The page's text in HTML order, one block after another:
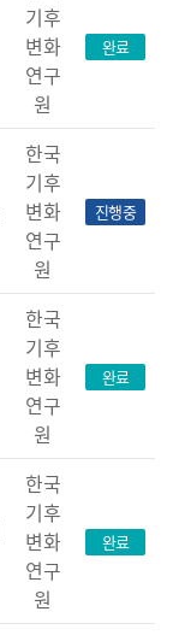
기후
변화
연구
원
완료
한국
기후
변화
연구
원
진행중
한국
기후
변화
연구
원
완료
한국
기후
변화
연구
원
완료